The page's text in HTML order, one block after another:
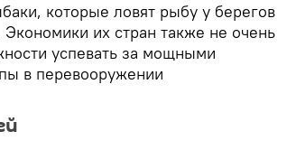
которые ловят рыбу у берегов
их стран также не очень
успевать за мощными
в перевооружении